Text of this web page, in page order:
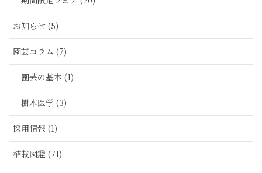
お知らせ (5)
園芸コラム (7)
園芸の基本 (1)
樹木医学 (3)
採用情報 (1)
植栽図鑑 (71)